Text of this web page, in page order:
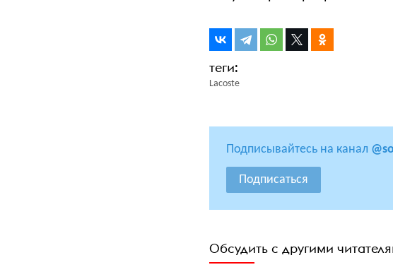
Lacoste
Подписывайтесь на канал
Подписаться
Обсудить с другими